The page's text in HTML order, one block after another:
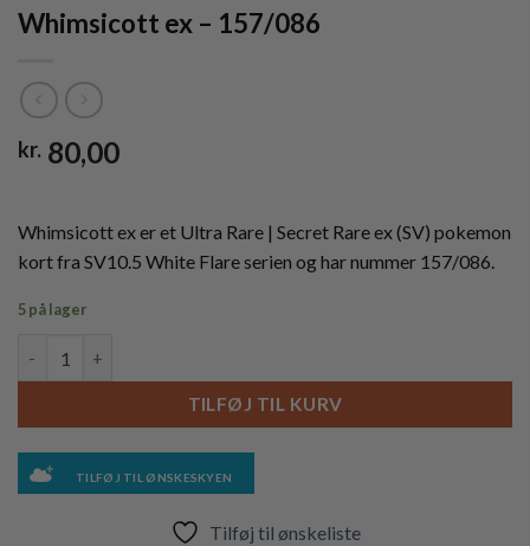
Whimsicott ex – 157/086
kr. 80,00
Whimsicott ex er et Ultra Rare | Secret Rare ex (SV) pokemon
kort fra SV10.5 White Flare serien og har nummer 157/086.
5 på lager
TILFØJ TIL KURV
TILFØJ TIL ØNSKESKYEN
Tilføj til ønskeliste